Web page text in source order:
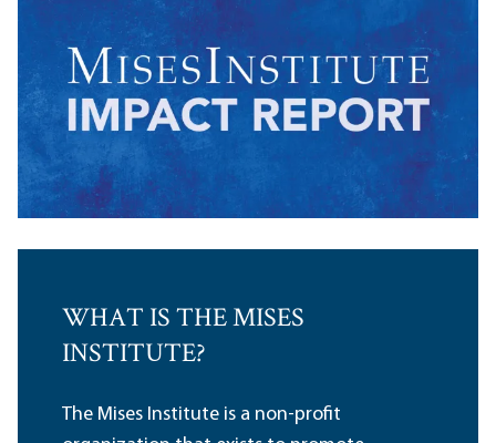
WHAT IS THE MISES
INSTITUTE?
The Mises Institute is a non-profit